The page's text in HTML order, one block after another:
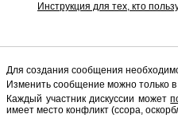
Инструкция для тех, кто
Для создания сообщения
Изменить сообщение можно только
Каждый участник дискуссии может
имеет место конфликт (ссора,